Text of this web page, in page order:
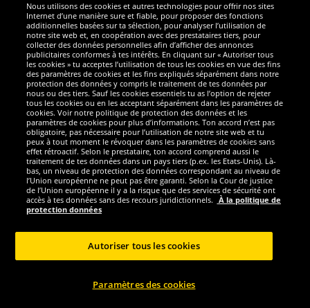
Sécurité
Nous sommes excellents
Réseaux sociaux
Tous droits réservés
Nous utilisons des cookies et autres technologies pour offrir nos sites
Internet d’une manière sure et fiable, pour proposer des fonctions
additionnelles basées sur ta sélection, pour analyser l’utilisation de
notre site web et, en coopération avec des prestataires tiers, pour
collecter des données personnelles afin d’afficher des annonces
publicitaires conformes à tes intérêts. En cliquant sur « Autoriser tous
les cookies » tu acceptes l’utilisation de tous les cookies en vue des fins
des paramètres de cookies et les fins expliqués séparément dans notre
protection des données y compris le traitement de tes données par
nous ou des tiers. Sauf les cookies essentiels tu as l’option de rejeter
tous les cookies ou en les acceptant séparément dans les paramètres de
cookies. Voir notre politique de protection des données et les
paramètres de cookies pour plus d’informations. Ton accord n’est pas
obligatoire, pas nécessaire pour l’utilisation de notre site web et tu
peux à tout moment le révoquer dans les paramètres de cookies sans
effet rétroactif. Selon le prestataire, ton accord comprend aussi le
traitement de tes données dans un pays tiers (p.ex. les Etats-Unis). Là-
bas, un niveau de protection des données correspondant au niveau de
l’Union européenne ne peut pas être garanti. Selon la Cour de justice
de l’Union européenne il y a la risque que des services de sécurité ont
accès à tes données sans des recours juridictionnels. À la politique de
protection données
Paramètres des cookies
Autoriser tous les cookies